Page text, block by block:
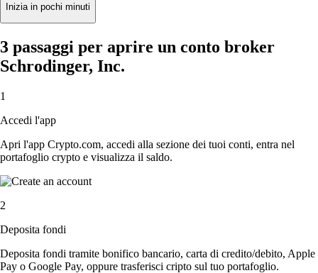
Inizia in pochi minuti
3 passaggi per aprire un conto broker
Schrodinger, Inc.
1
Accedi l'app
Apri l'app Crypto.com, accedi alla sezione dei tuoi conti, entra nel
portafoglio crypto e visualizza il saldo.
2
Deposita fondi
Deposita fondi tramite bonifico bancario, carta di credito/debito, Apple
Pay o Google Pay, oppure trasferisci cripto sul tuo portafoglio.